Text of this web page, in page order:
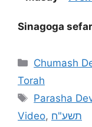
Sinagoga
Chumash
Torah
Parasha
Video, תשע"ח